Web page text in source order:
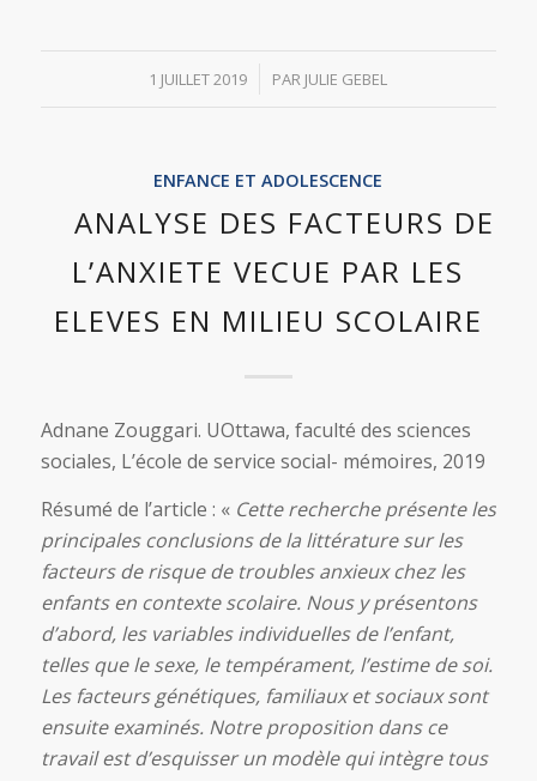
1 JUILLET 2019
/ PAR JULIE GEBEL
ENFANCE ET ADOLESCENCE
ANALYSE DES FACTEURS DE
L’ANXIETE VECUE PAR LES
ELEVES EN MILIEU SCOLAIRE
Adnane Zouggari. UOttawa, faculté des sciences
sociales, L’école de service social- mémoires, 2019
Résumé de l’article : « Cette recherche présente les
principales conclusions de la littérature sur les
facteurs de risque de troubles anxieux chez les
enfants en contexte scolaire. Nous y présentons
d’abord, les variables individuelles de l’enfant,
telles que le sexe, le tempérament, l’estime de soi.
Les facteurs génétiques, familiaux et sociaux sont
ensuite examinés. Notre proposition dans ce
travail est d’esquisser un modèle qui intègre tous